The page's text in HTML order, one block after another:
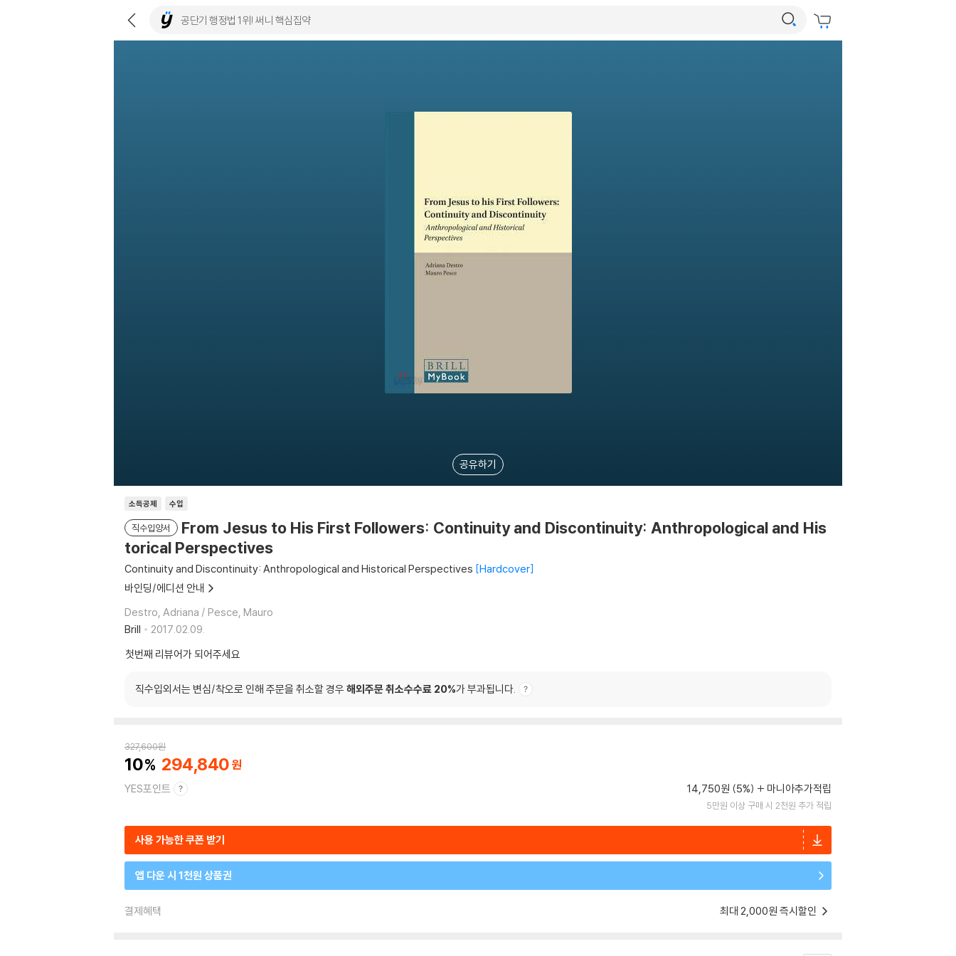
공유하기
소득공제 수입
직수입양서
From Jesus to His First Followers: Continuity and Discontinuity: Anthropological and His
torical Perspectives
Continuity and Discontinuity: Anthropological and Historical Perspectives Hardcover
바인딩/에디션 안내
Destro, Adriana / Pesce, Mauro
Brill
2017.02.09.
첫번째 리뷰어가 되어주세요
직수입외서는 변심/착오로 인해 주문을 취소할 경우 해외주문 취소수수료 20%가 부과됩니다.
327,600원
10 294,840
YES포인트 14,750원 (5%) 마니아추가적립
5만원 이상 구매 시 2천원 추가 적립
사용 가능한 쿠폰 받기
앱 다운 시 1천원 상품권
결제혜택 최대 2,000원 즉시할인